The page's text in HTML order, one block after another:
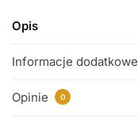
Opis
Informacje dodatkowe
Opinie 0